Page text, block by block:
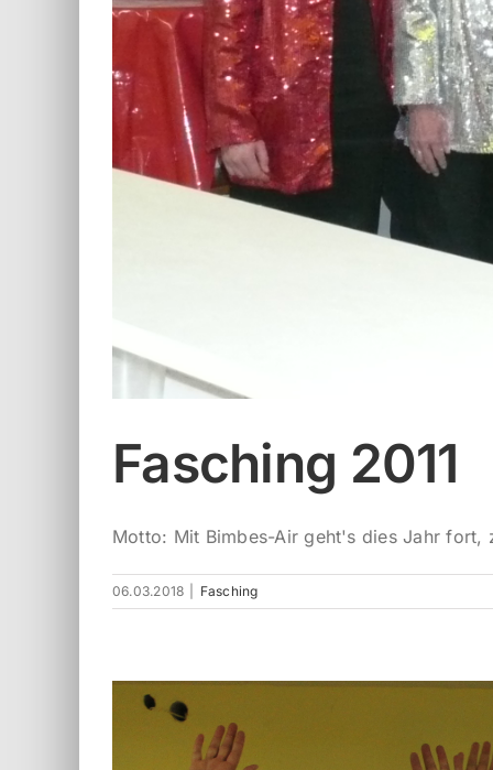
Fasching 2011
Motto: Mit Bimbes-Air geht's dies Jahr fort,
06.03.2018 Fasching